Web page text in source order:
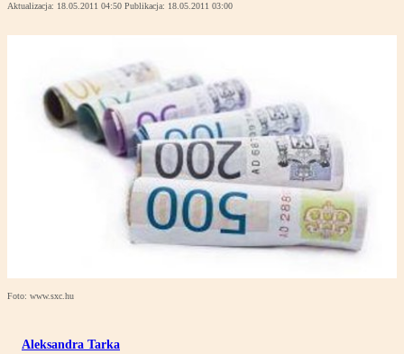
Aktualizacja: 18.05.2011 04:50 Publikacja: 18.05.2011 03:00
Foto: www.sxc.hu
Aleksandra Tarka